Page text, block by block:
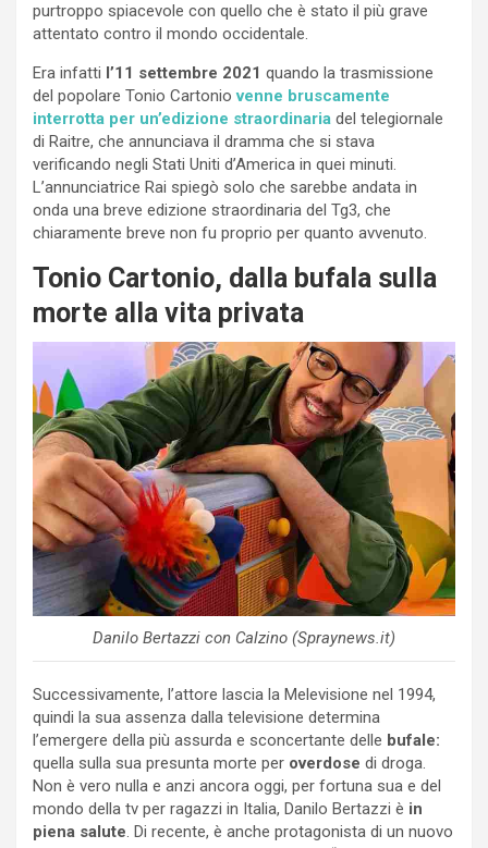
purtroppo spiacevole con quello che è stato il più grave
attentato contro il mondo occidentale.
Era infatti l’11 settembre 2021 quando la trasmissione
del popolare Tonio Cartoniovenne bruscamente
interrotta per un’edizione straordinaria del telegiornale
di Raitre, che annunciava il dramma che si stava
verificando negli Stati Uniti d’America in quei minuti.
L’annunciatrice Rai spiegò solo che sarebbe andata in
onda una breve edizione straordinaria del Tg3, che
chiaramente breve non fu proprio per quanto avvenuto.
Tonio Cartonio, dalla bufala sulla
morte alla vita privata
Danilo Bertazzi con Calzino (Spraynews.it)
Successivamente, l’attore lascia la Melevisione nel 1994,
quindi la sua assenza dalla televisione determina
l’emergere della più assurda e sconcertante delle bufale:
quella sulla sua presunta morte per overdose di droga.
Non è vero nulla e anzi ancora oggi, per fortuna sua e del
mondo della tv per ragazzi in Italia, Danilo Bertazzi è in
piena salute. Di recente, è anche protagonista di un nuovo